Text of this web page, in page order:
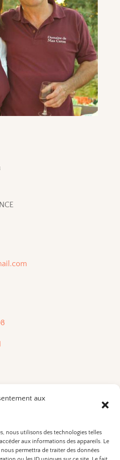
aux
nous utilisons des technologies telles
aux informations des appareils. Le
permettra de traiter des données
EST